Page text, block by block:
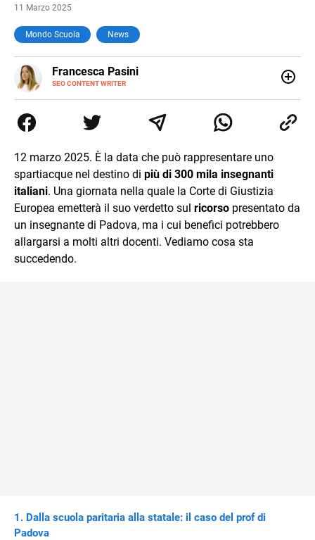
11 Marzo 2025
Mondo Scuola News
Francesca Pasini
SEO CONTENT WRITER
E-
MAIL
le diverse sfumature dell'informazione e quelle storie di
vita che parlano di luoghi, viaggi unici, cultura e lifestyle,
12 marzo 2025. È la data che può rappresentare uno
spartiacque nel destino di più di 300 mila insegnanti
italiani. Una giornata nella quale la Corte di Giustizia
Europea emetterà il suo verdetto sul ricorso presentato da
un insegnante di Padova, ma i cui benefici potrebbero
allargarsi a molti altri docenti. Vediamo cosa sta
succedendo.
Dalla scuola paritaria alla statale: il caso del prof di
Padova